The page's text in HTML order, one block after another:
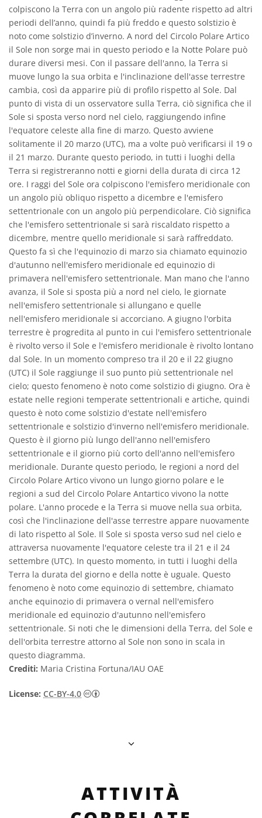
colpiscono la Terra con un angolo più radente rispetto ad altri
periodi dell’anno, quindi fa più freddo e questo solstizio è
noto come solstizio d’inverno. A nord del Circolo Polare Artico
il Sole non sorge mai in questo periodo e la Notte Polare può
durare diversi mesi. Con il passare dell'anno, la Terra si
muove lungo la sua orbita e l'inclinazione dell'asse terrestre
cambia, così da apparire più di profilo rispetto al Sole. Dal
punto di vista di un osservatore sulla Terra, ciò significa che il
Sole si sposta verso nord nel cielo, raggiungendo infine
l'equatore celeste alla fine di marzo. Questo avviene
solitamente il 20 marzo (UTC), ma a volte può verificarsi il 19 o
il 21 marzo. Durante questo periodo, in tutti i luoghi della
Terra si registreranno notti e giorni della durata di circa 12
ore. I raggi del Sole ora colpiscono l'emisfero meridionale con
un angolo più obliquo rispetto a dicembre e l'emisfero
settentrionale con un angolo più perpendicolare. Ciò significa
che l'emisfero settentrionale si sarà riscaldato rispetto a
dicembre, mentre quello meridionale si sarà raffreddato.
Questo fa sì che l'equinozio di marzo sia chiamato equinozio
d'autunno nell'emisfero meridionale ed equinozio di
primavera nell'emisfero settentrionale. Man mano che l'anno
avanza, il Sole si sposta più a nord nel cielo, le giornate
nell'emisfero settentrionale si allungano e quelle
nell'emisfero meridionale si accorciano. A giugno l'orbita
terrestre è progredita al punto in cui l'emisfero settentrionale
è rivolto verso il Sole e l'emisfero meridionale è rivolto lontano
dal Sole. In un momento compreso tra il 20 e il 22 giugno
(UTC) il Sole raggiunge il suo punto più settentrionale nel
cielo; questo fenomeno è noto come solstizio di giugno. Ora è
estate nelle regioni temperate settentrionali e artiche, quindi
questo è noto come solstizio d'estate nell'emisfero
settentrionale e solstizio d'inverno nell'emisfero meridionale.
Questo è il giorno più lungo dell'anno nell'emisfero
settentrionale e il giorno più corto dell'anno nell'emisfero
meridionale. Durante questo periodo, le regioni a nord del
Circolo Polare Artico vivono un lungo giorno polare e le
regioni a sud del Circolo Polare Antartico vivono la notte
polare. L'anno procede e la Terra si muove nella sua orbita,
così che l'inclinazione dell'asse terrestre appare nuovamente
di lato rispetto al Sole. Il Sole si sposta verso sud nel cielo e
attraversa nuovamente l'equatore celeste tra il 21 e il 24
settembre (UTC). In questo momento, in tutti i luoghi della
Terra la durata del giorno e della notte è uguale. Questo
fenomeno è noto come equinozio di settembre, chiamato
anche equinozio di primavera o vernal nell'emisfero
meridionale ed equinozio d'autunno nell'emisfero
settentrionale. Si noti che le dimensioni della Terra, del Sole e
dell'orbita terrestre attorno al Sole non sono in scala in
questo diagramma.
Crediti: Maria Cristina Fortuna/IAU OAE
License: CC-BY-4.0 Creative Commons Attribuzione 4.0
ATTIVITÀ